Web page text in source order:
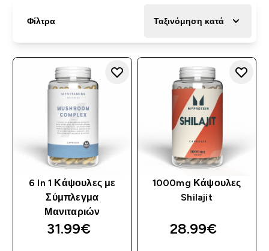
Φίλτρα Ταξινόμηση κατά
6 In 1 Κάψουλες με
Σύμπλεγμα
Μανιταριών
31.99€‎
1000mg Κάψουλες
Shilajit
28.99€‎